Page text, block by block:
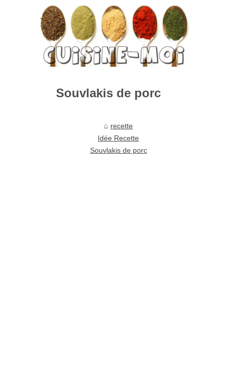
Souvlakis de porc
recette
Idée Recette
Souvlakis de porc